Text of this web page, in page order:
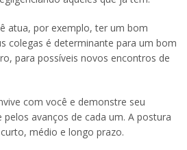
atua, por exemplo, ter um bom
colegas é determinante para um bom
para possíveis novos encontros de
com você e demonstre seu
avanços de cada um. A postura
médio e longo prazo.